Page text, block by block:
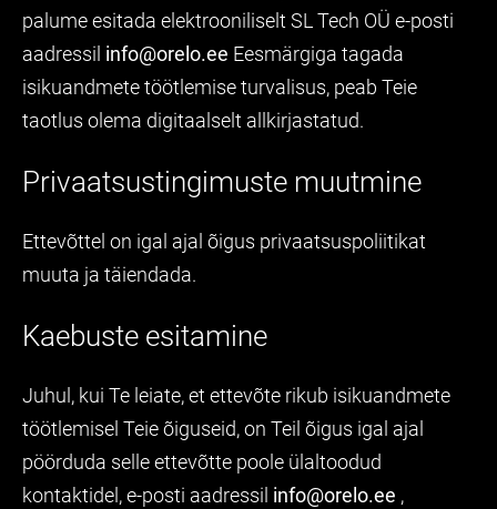
palume esitada elektrooniliselt SL Tech OÜ e-posti
aadressil info@orelo.ee Eesmärgiga tagada
isikuandmete töötlemise turvalisus, peab Teie
taotlus olema digitaalselt allkirjastatud.
Privaatsustingimuste muutmine
Ettevõttel on igal ajal õigus privaatsuspoliitikat
muuta ja täiendada.
Kaebuste esitamine
Juhul, kui Te leiate, et ettevõte rikub isikuandmete
töötlemisel Teie õiguseid, on Teil õigus igal ajal
pöörduda selle ettevõtte poole ülaltoodud
kontaktidel, e-posti aadressil info@orelo.ee ,